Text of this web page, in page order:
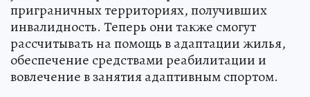
приграничных территориях, получивших
инвалидность. Теперь они также смогут
рассчитывать на помощь в адаптации жилья,
обеспечение средствами реабилитации и
вовлечение в занятия адаптивным спортом.